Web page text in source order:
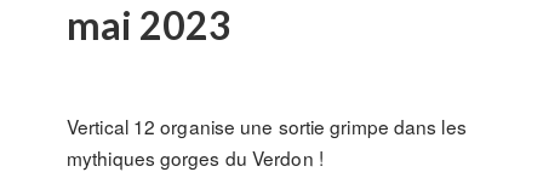
mai 2023
Vertical 12 organise une sortie grimpe dans les
mythiques gorges du Verdon !